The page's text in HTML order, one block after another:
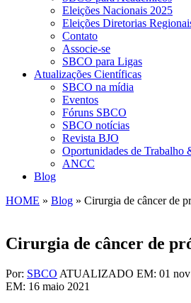
Eleições Nacionais 2025
Eleições Diretorias
Contato
Associe-se
SBCO para Ligas
Atualizações Científicas
SBCO na mídia
Eventos
Fóruns SBCO
SBCO notícias
Revista BJO
Oportunidades de Trabalho
ANCC
Blog
HOME » Blog » Cirurgia de câncer de
Cirurgia de câncer de
Por: SBCO ATUALIZADO EM: 01
EM: 16 maio 2021